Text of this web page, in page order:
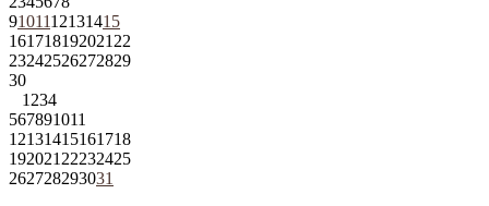
9101112131415
161718192021 22
23242526272829
30
1 234
567891011
12131415161718
192021 22232425
262728293031